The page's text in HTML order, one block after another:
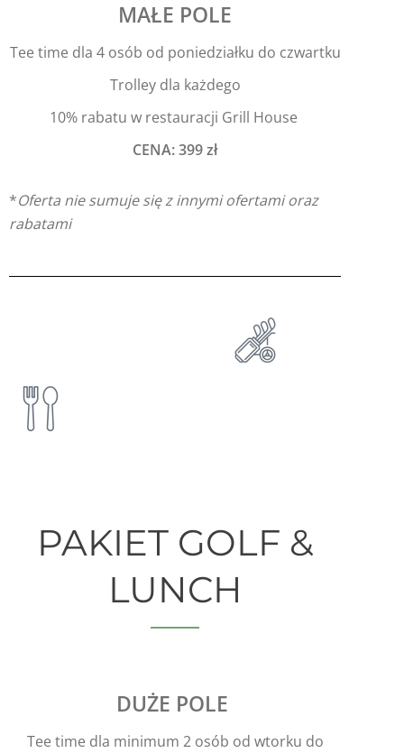
MAŁE POLE
Tee time dla 4 osób od poniedziałku do czwartku
Trolley dla każdego
10% rabatu w restauracji Grill House
CENA: 399 zł
*Oferta nie sumuje się z innymi ofertami oraz
rabatami
PAKIET GOLF &
LUNCH
DUŻE POLE
Tee time dla minimum 2 osób od wtorku do